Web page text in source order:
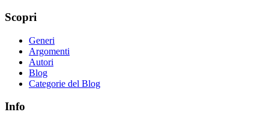
Scopri
Generi
Argomenti
Autori
Blog
Categorie del Blog
Info